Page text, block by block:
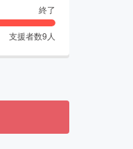
終了
支援者数9 人